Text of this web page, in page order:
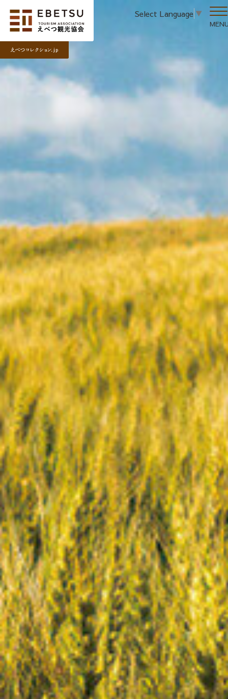
Select Language ▼